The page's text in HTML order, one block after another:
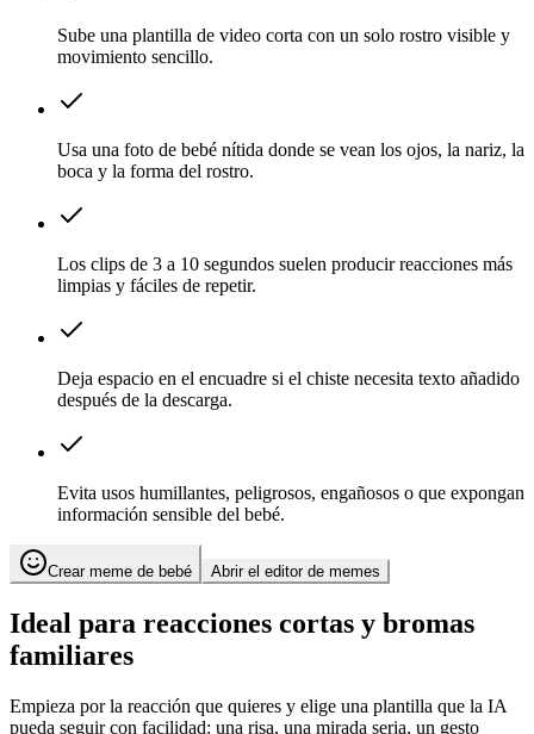
Sube una plantilla de video corta con un solo rostro visible y
movimiento sencillo.
Usa una foto de bebé nítida donde se vean los ojos, la nariz, la
boca y la forma del rostro.
Los clips de 3 a 10 segundos suelen producir reacciones más
limpias y fáciles de repetir.
Deja espacio en el encuadre si el chiste necesita texto añadido
después de la descarga.
Evita usos humillantes, peligrosos, engañosos o que expongan
información sensible del bebé.
Crear meme de bebé Abrir el editor de memes
Ideal para reacciones cortas y bromas
familiares
Empieza por la reacción que quieres y elige una plantilla que la IA
pueda seguir con facilidad: una risa, una mirada seria, un gesto